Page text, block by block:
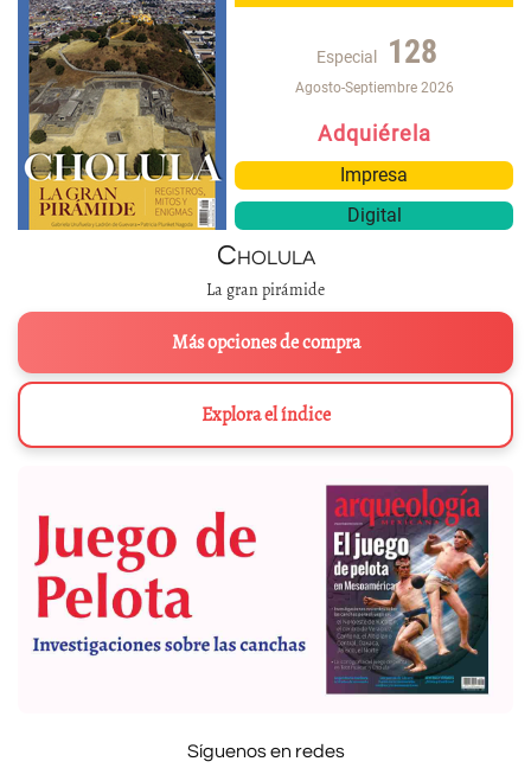
Especial 128
Agosto-Septiembre 2026
Adquiérela
Impresa
Digital
Cholula
La gran pirámide
Más opciones de compra
Explora el índice
Síguenos en redes